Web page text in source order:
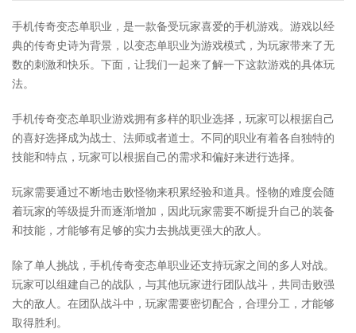
手机传奇变态单职业，是一款备受玩家喜爱的手机游戏。游戏以经
典的传奇史诗为背景，以变态单职业为游戏模式，为玩家带来了无
数的刺激和快乐。下面，让我们一起来了解一下这款游戏的具体玩
法。
手机传奇变态单职业游戏拥有多样的职业选择，玩家可以根据自己
的喜好选择成为战士、法师或者道士。不同的职业有着各自独特的
技能和特点，玩家可以根据自己的需求和偏好来进行选择。
玩家需要通过不断地击败怪物来积累经验和道具。怪物的难度会随
着玩家的等级提升而逐渐增加，因此玩家需要不断提升自己的装备
和技能，才能够有足够的实力去挑战更强大的敌人。
除了单人挑战，手机传奇变态单职业还支持玩家之间的多人对战。
玩家可以组建自己的战队，与其他玩家进行团队战斗，共同击败强
大的敌人。在团队战斗中，玩家需要密切配合，合理分工，才能够
取得胜利。